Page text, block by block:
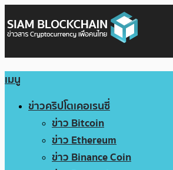
เมนู
ข่าวคริปโตเคอเรนซี่
ข่าว Bitcoin
ข่าว Ethereum
ข่าว Binance Coin